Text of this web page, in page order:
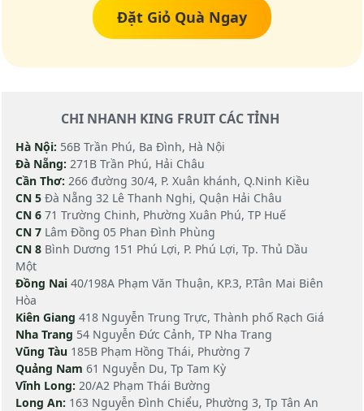
Đặt Giỏ Quà Ngay
CHI NHANH KING FRUIT CÁC TỈNH
Hà Nội: 56B Trần Phú, Ba Đình, Hà Nội
Đà Nẵng: 271B Trần Phú, Hải Châu
Cần Thơ: 266 đường 30/4, P. Xuân khánh, Q.Ninh Kiều
CN 5 Đà Nẵng 32 Lê Thanh Nghị, Quận Hải Châu
CN 6 71 Trường Chinh, Phường Xuân Phú, TP Huế
CN 7 Lâm Đồng 05 Phan Đình Phùng
CN 8 Bình Dương 151 Phú Lợi, P. Phú Lợi, Tp. Thủ Dầu
Một
Đồng Nai 40/198A Phạm Văn Thuận, KP.3, P.Tân Mai Biên
Hòa
Kiên Giang 418 Nguyễn Trung Trực, Thành phố Rạch Giá
Nha Trang 54 Nguyễn Đức Cảnh, TP Nha Trang
Vũng Tàu 185B Phạm Hồng Thái, Phường 7
Quảng Nam 61 Nguyễn Du, Tp Tam Kỳ
Vĩnh Long: 20/A2 Phạm Thái Bường
Long An: 163 Nguyễn Đình Chiểu, Phường 3, Tp Tân An